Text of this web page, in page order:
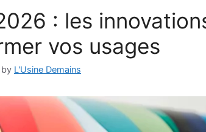
: les
vos usages
by L'Usine Demains